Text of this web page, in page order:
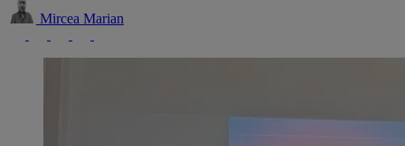
Mircea Marian